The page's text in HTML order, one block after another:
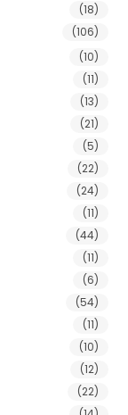
(18)
(106)
(10)
(11)
(13)
(21)
(5)
(22)
(24)
(11)
(44)
(11)
(6)
(54)
(11)
(10)
(12)
(22)